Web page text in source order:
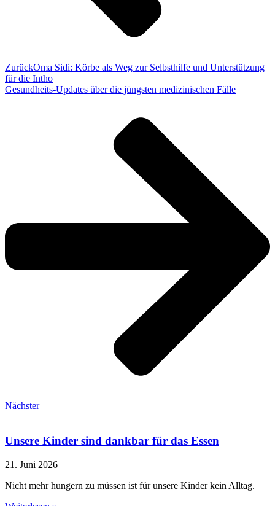
ZurückOma Sidi: Körbe als Weg zur Selbsthilfe und Unterstützung
für die Intho
Gesundheits-Updates über die jüngsten medizinischen Fälle
Nächster
Unsere Kinder sind dankbar für das Essen
21. Juni 2026
Nicht mehr hungern zu müssen ist für unsere Kinder kein Alltag.